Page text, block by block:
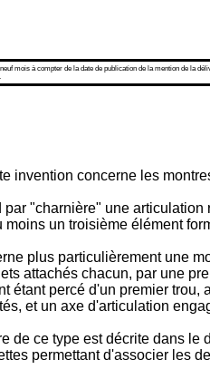
neuf mois à compter de la date de publication de la mention de la
invention concerne les
par "charnière" une
moins un troisième élément
plus particulièrement une
attachés chacun, par une
étant percé d'un premier
et un axe d'articulation
de ce type est décrite dans
permettant d'associer les